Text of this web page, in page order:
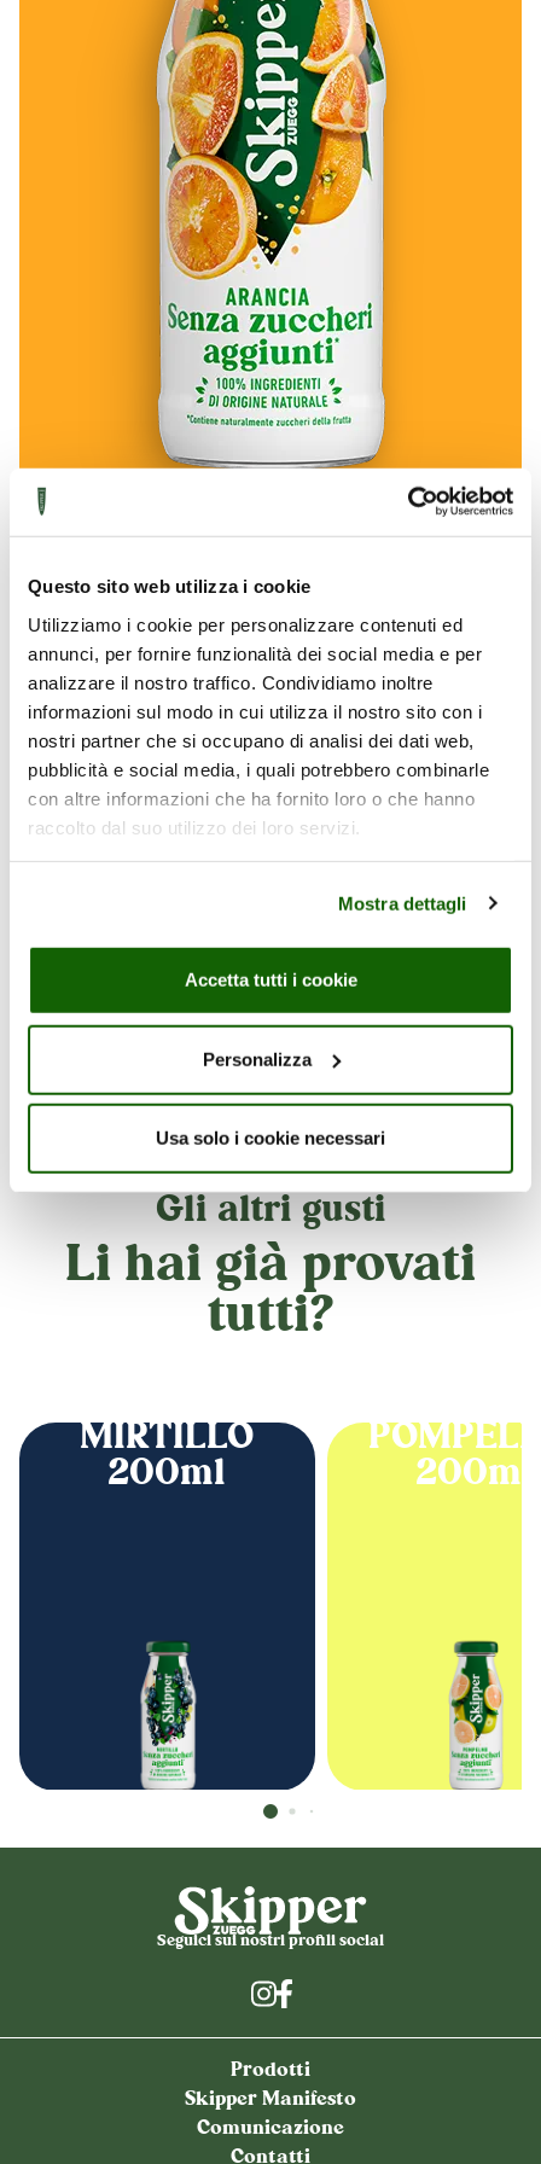
Questo sito web utilizza i cookie
Utilizziamo i cookie per personalizzare contenuti ed
annunci, per fornire funzionalità dei social media e per
analizzare il nostro traffico. Condividiamo inoltre
informazioni sul modo in cui utilizza il nostro sito con i
nostri partner che si occupano di analisi dei dati web,
pubblicità e social media, i quali potrebbero combinarle
con altre informazioni che ha fornito loro o che hanno
raccolto dal suo utilizzo dei loro servizi.
Mostra dettagli
Accetta tutti i cookie
Personalizza
Usa solo i cookie necessari
bar bar
200ML
Senza zuccheri aggiunti
naturale, senza conservanti e
coloranti e con solo zuccheri della
frutta.
Ingredienti
Valori nutrizionali medi per
100 ml di prodotto
Gli altri gusti
Li hai già provati
tutti?
MIRTILLO
200ml 200ml
Seguici sui nostri profili social
Prodotti
Skipper Manifesto
Comunicazione